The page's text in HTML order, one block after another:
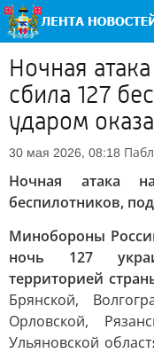
Ночная
сбила 127
ударом
30 мая 2026, 08:18
Ночная атака
беспилотников,
Минобороны
ночь 127
территорией
Брянской,
Орловской,
Ульяновской